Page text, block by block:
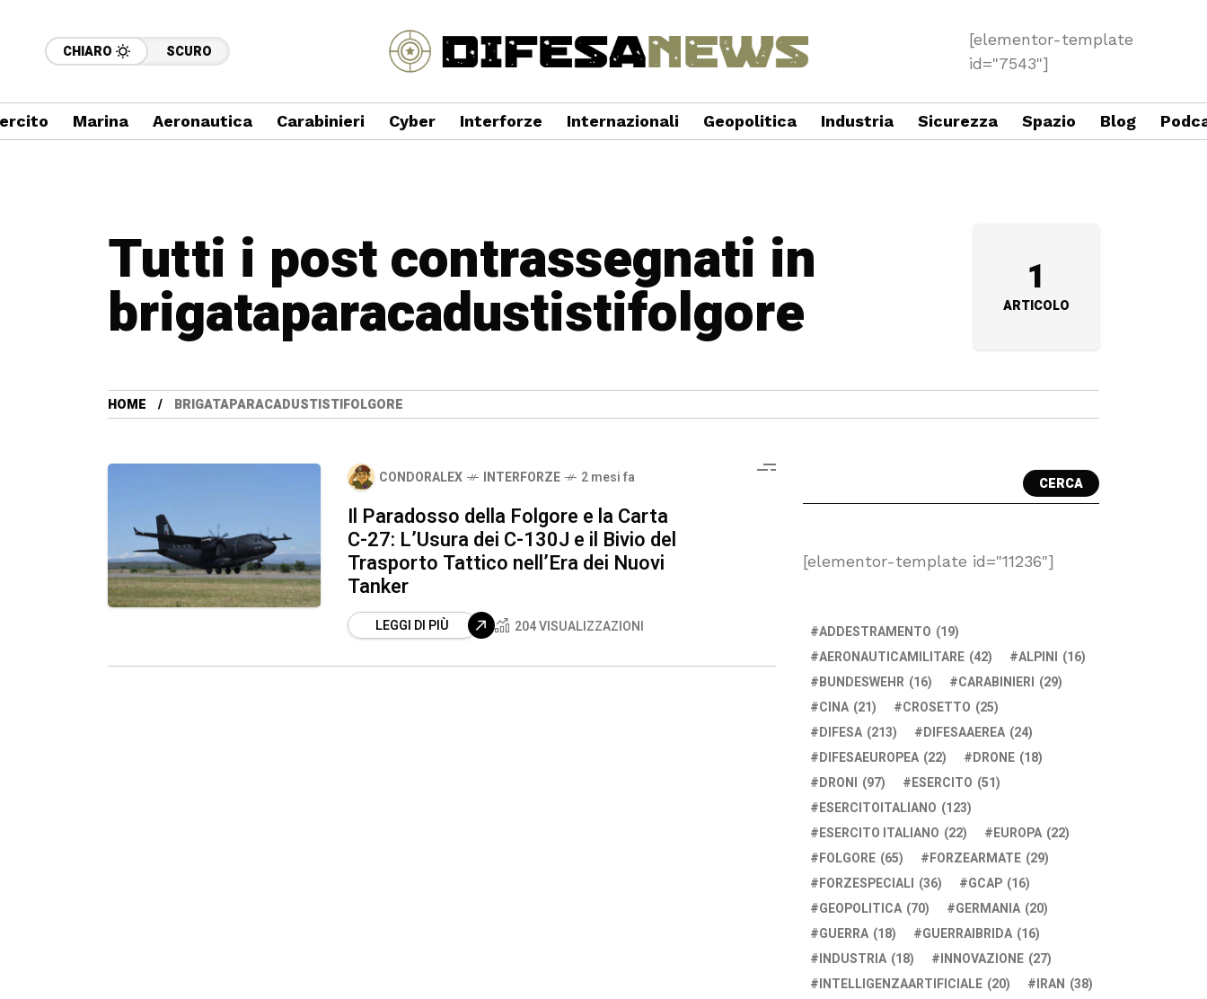
CHIARO SCURO
[elementor-template
id="7543"]
Marina Aeronautica Carabinieri Cyber Interforze Internazionali Geopolitica Industria Sicurezza Spazio Blog
Tutti i post contrassegnati in
brigataparacadustistifolgore 1
ARTICOLO
HOME BRIGATAPARACADUSTISTIFOLGORE
CONDORALEX INTERFORZE 2 mesi fa
Il Paradosso della Folgore e la Carta
C-27: L’Usura dei C-130J e il Bivio del
Trasporto Tattico nell’Era dei Nuovi
Tanker
LEGGI DI PIÙ 204 VISUALIZZAZIONI
CERCA
[elementor-template id="11236"]
ADDESTRAMENTO (19)
AERONAUTICAMILITARE (42) ALPINI (16)
BUNDESWEHR (16) CARABINIERI (29)
CINA (21) CROSETTO (25)
DIFESA (213) DIFESAAEREA (24)
DIFESAEUROPEA (22) DRONE (18)
DRONI (97) ESERCITO (51)
ESERCITOITALIANO (123)
ESERCITO ITALIANO (22) EUROPA (22)
FOLGORE (65) FORZEARMATE (29)
FORZESPECIALI (36) GCAP (16)
GEOPOLITICA (70) GERMANIA (20)
GUERRA (18) GUERRAIBRIDA (16)
INDUSTRIA (18) INNOVAZIONE (27)
INTELLIGENZAARTIFICIALE (20) IRAN (38)